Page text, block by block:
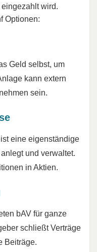
wird.
Optionen:
Geld selbst, um
kann extern
sein.
eine eigenständige
und verwaltet.
in Aktien.
bAV für ganze
schließt Verträge
Beiträge.